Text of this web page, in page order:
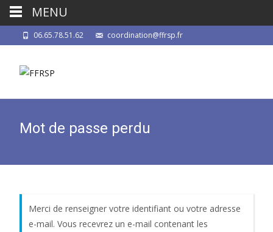
06.65.78.51.62 coordination@ffrsp.fr
Mot de passe perdu
Merci de renseigner votre identifiant ou votre adresse
e-mail. Vous recevrez un e-mail contenant les
MENU